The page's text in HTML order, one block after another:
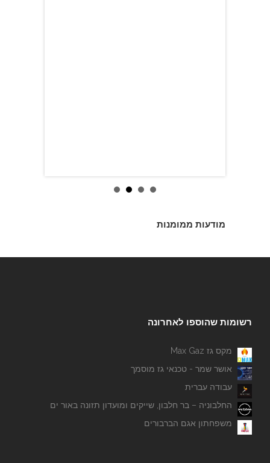
מודעות ממומנות
רשומות שהוספו לאחרונה
מקס גז Max Gaz
אושר שמר - טכנאי גז מוסמך
עבודה עברית
החלבוניה – בר חלבון, שייקים ומועדון תזונה באור ים
משפחתון אגם הברבורים